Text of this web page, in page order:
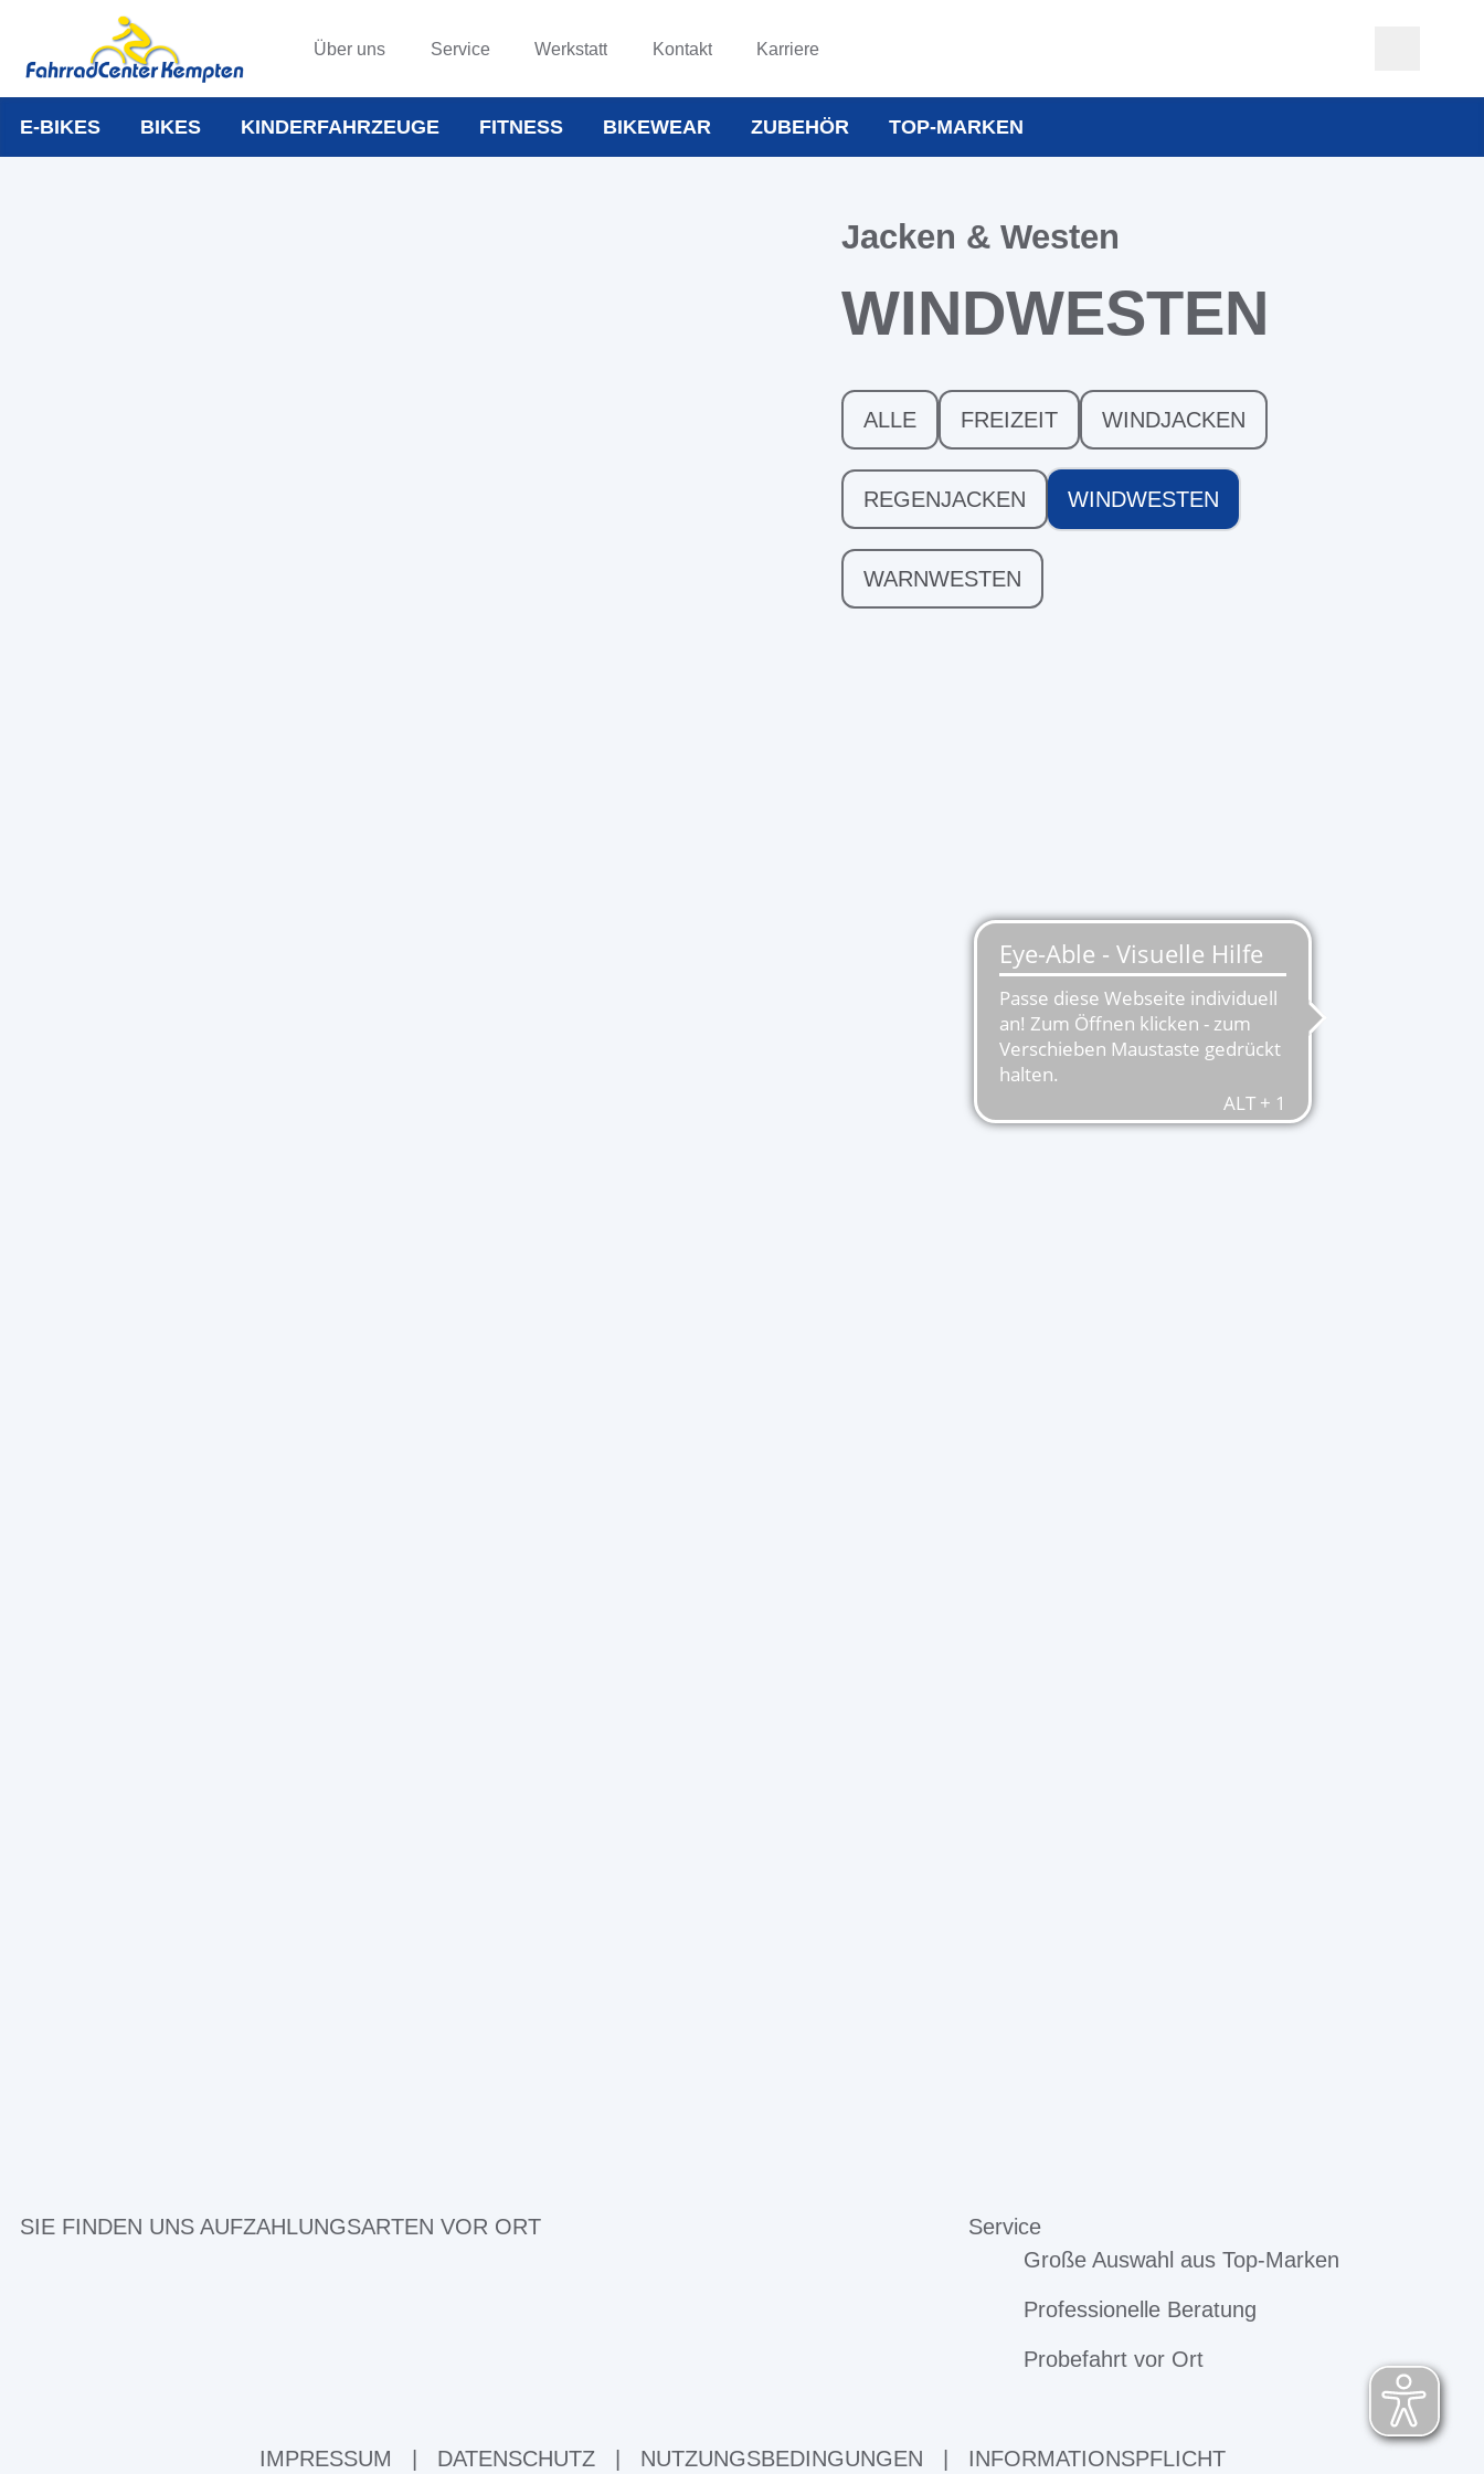
Über uns Service Werkstatt Kontakt Karriere
E-BIKES BIKES KINDERFAHRZEUGE FITNESS BIKEWEAR ZUBEHÖR TOP-MARKEN
Jacken & Westen
WINDWESTEN
ALLE FREIZEIT WINDJACKEN
REGENJACKEN WINDWESTEN
WARNWESTEN
SIE FINDEN UNS AUFZAHLUNGSARTEN VOR ORT
Service
Große Auswahl aus Top-Marken
Professionelle Beratung
Probefahrt vor Ort
IMPRESSUM DATENSCHUTZ NUTZUNGSBEDINGUNGEN INFORMATIONSPFLICHT